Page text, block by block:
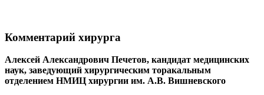
Комментарий хирурга
Алексей Александрович Печетов, кандидат медицинских
наук, заведующий хирургическим торакальным
отделением НМИЦ хирургии им. А.В. Вишневского